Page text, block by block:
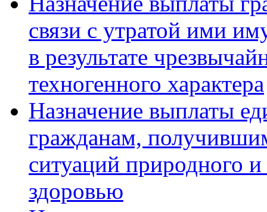
связи с утратой ими
в результате
техногенного характера
Назначение выплаты
гражданам,
ситуаций природного и
здоровью